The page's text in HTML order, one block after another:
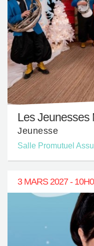
Les Jeunesses
Jeunesse
Salle Promutuel
3 MARS 2027 -